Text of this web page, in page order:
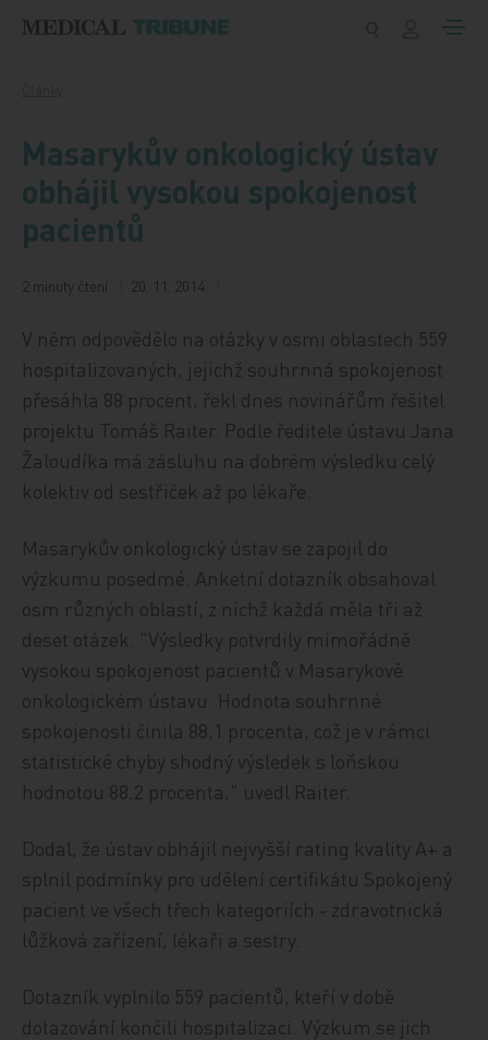
Masarykův onkologický ústav
obhájil vysokou spokojenost
pacientů
2 minuty čtení 20. 11. 2014
V něm odpovědělo na otázky v osmi oblastech 559
hospitalizovaných, jejichž souhrnná spokojenost
přesáhla 88 procent, řekl dnes novinářům řešitel
projektu Tomáš Raiter. Podle ředitele ústavu Jana
Žaloudíka má zásluhu na dobrém výsledku celý
kolektiv od sestřiček až po lékaře.
Masarykův onkologický ústav se zapojil do
výzkumu posedmé. Anketní dotazník obsahoval
osm různých oblastí, z nichž každá měla tři až
deset otázek. "Výsledky potvrdily mimořádně
vysokou spokojenost pacientů v Masarykově
onkologickém ústavu. Hodnota souhrnné
spokojenosti činila 88,1 procenta, což je v rámci
statistické chyby shodný výsledek s loňskou
hodnotou 88,2 procenta," uvedl Raiter.
Dodal, že ústav obhájil nejvyšší rating kvality A+ a
splnil podmínky pro udělení certifikátu Spokojený
pacient ve všech třech kategoriích - zdravotnická
lůžková zařízení, lékaři a sestry.
Dotazník vyplnilo 559 pacientů, kteří v době
dotazování končili hospitalizaci. Výzkum se jich